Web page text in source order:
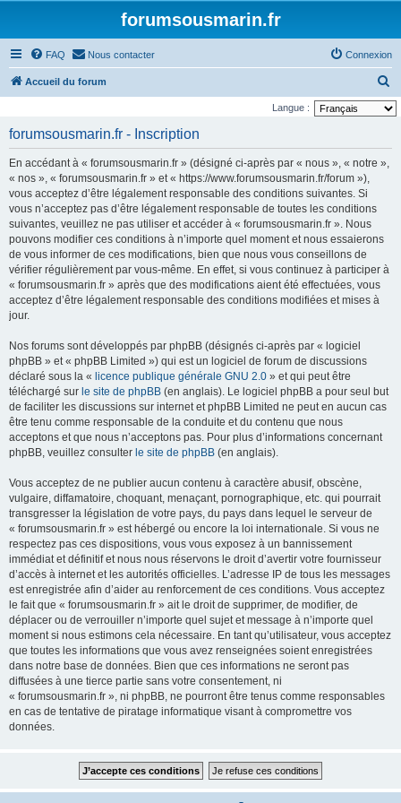
forumsousmarin.fr
FAQ Nous contacter Connexion
Accueil du forum
e
Langue :
forumsousmarin.fr - Inscription
En accédant à « forumsousmarin.fr » (désigné ci-après par « nous », « notre »,
« nos », « forumsousmarin.fr » et « https://www.forumsousmarin.fr/forum »),
vous acceptez d’être légalement responsable des conditions suivantes. Si
vous n’acceptez pas d’être légalement responsable de toutes les conditions
suivantes, veuillez ne pas utiliser et accéder à « forumsousmarin.fr ». Nous
pouvons modifier ces conditions à n’importe quel moment et nous essaierons
de vous informer de ces modifications, bien que nous vous conseillons de
vérifier régulièrement par vous-même. En effet, si vous continuez à participer à
« forumsousmarin.fr » après que des modifications aient été effectuées, vous
acceptez d’être légalement responsable des conditions modifiées et mises à
jour.
Nos forums sont développés par phpBB (désignés ci-après par « logiciel
phpBB » et « phpBB Limited ») qui est un logiciel de forum de discussions
déclaré sous la « licence publique générale GNU 2.0 » et qui peut être
téléchargé sur le site de phpBB (en anglais). Le logiciel phpBB a pour seul but
de faciliter les discussions sur internet et phpBB Limited ne peut en aucun cas
être tenu comme responsable de la conduite et du contenu que nous
acceptons et que nous n’acceptons pas. Pour plus d’informations concernant
phpBB, veuillez consulter le site de phpBB (en anglais).
Vous acceptez de ne publier aucun contenu à caractère abusif, obscène,
vulgaire, diffamatoire, choquant, menaçant, pornographique, etc. qui pourrait
transgresser la législation de votre pays, du pays dans lequel le serveur de
« forumsousmarin.fr » est hébergé ou encore la loi internationale. Si vous ne
respectez pas ces dispositions, vous vous exposez à un bannissement
immédiat et définitif et nous nous réservons le droit d’avertir votre fournisseur
d’accès à internet et les autorités officielles. L’adresse IP de tous les messages
est enregistrée afin d’aider au renforcement de ces conditions. Vous acceptez
le fait que « forumsousmarin.fr » ait le droit de supprimer, de modifier, de
déplacer ou de verrouiller n’importe quel sujet et message à n’importe quel
moment si nous estimons cela nécessaire. En tant qu’utilisateur, vous acceptez
que toutes les informations que vous avez renseignées soient enregistrées
dans notre base de données. Bien que ces informations ne seront pas
diffusées à une tierce partie sans votre consentement, ni
« forumsousmarin.fr », ni phpBB, ne pourront être tenus comme responsables
en cas de tentative de piratage informatique visant à compromettre vos
données.